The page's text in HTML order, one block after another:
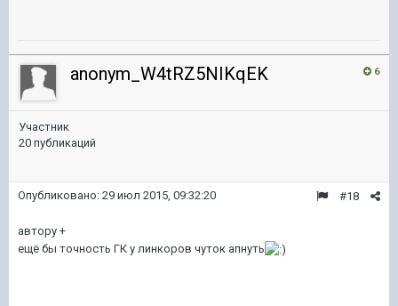
6
anonym_W4tRZ5NIKqEK
Участник
20 публикаций
#18
Опубликовано: 29 июл 2015, 09:32:20
автору +
ещё бы точность ГК у линкоров чуток апнуть